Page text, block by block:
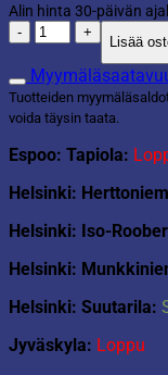
Alin hinta 30-päivän
Little
Dutch
uimalauta
pinkki
määrä
Lisää
Tuotteiden
voida täysin taata.
Espoo: Tapiola:
Helsinki:
Helsinki: Iso-
Helsinki:
Helsinki: Suutarila:
Jyväskyla: Loppu